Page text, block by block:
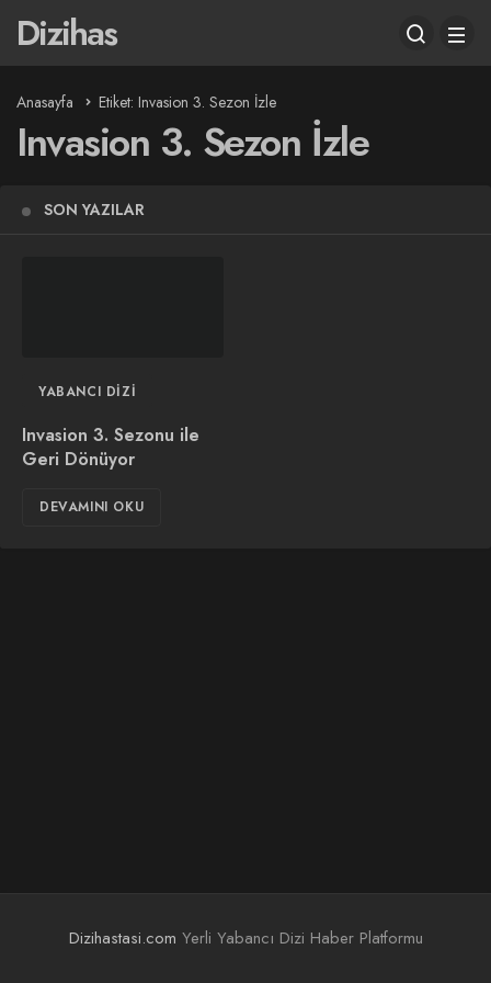
Dizihas
Anasayfa Etiket: Invasion 3. Sezon İzle
Invasion 3. Sezon İzle
SON YAZILAR
YABANCI DIZI
Invasion 3. Sezonu ile
Geri Dönüyor
DEVAMINI OKU
Dizihastasi.com Yerli Yabancı Dizi Haber Platformu